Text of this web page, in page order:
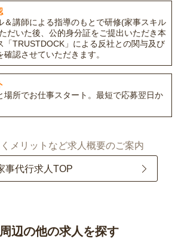
＆講師による指導のもとで研修(家事スキル
だいた後、公的身分証をご提出いただき本
「TRUSTDOCK」による反社との関与及び
認させていただきます。
場所でお仕事スタート。最短で応募翌日か
メリットなど求人概要のご案内
事代行求人TOP
辺の他の求人を探す